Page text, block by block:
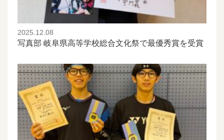
2025.12.08
写真部 岐阜県高等学校総合文化祭で最優秀賞を受賞